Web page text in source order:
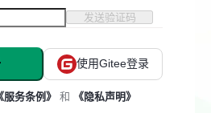
发送验证码
使用Gitee登录
《服务条例》 和 《隐私声明》